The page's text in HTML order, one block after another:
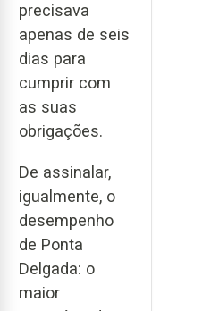
precisava
apenas de seis
dias para
cumprir com
as suas
obrigações.
De assinalar,
igualmente, o
desempenho
de Ponta
Delgada: o
maior